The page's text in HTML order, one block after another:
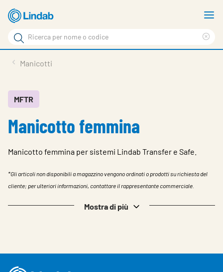
Log
visionare
Cerca
Cerca
Su Lindab
Su Tecnovent
Log in
Scegliere la lingua
Manicotti
MFTR
Manicotto femmina
Manicotto femmina per sistemi Lindab Transfer e Safe.
*Gli articoli non disponibili a magazzino vengono ordinati o prodotti su richiesta del
cliente; per ulteriori informazioni, contattare il rappresentante commerciale.
Mostra di più